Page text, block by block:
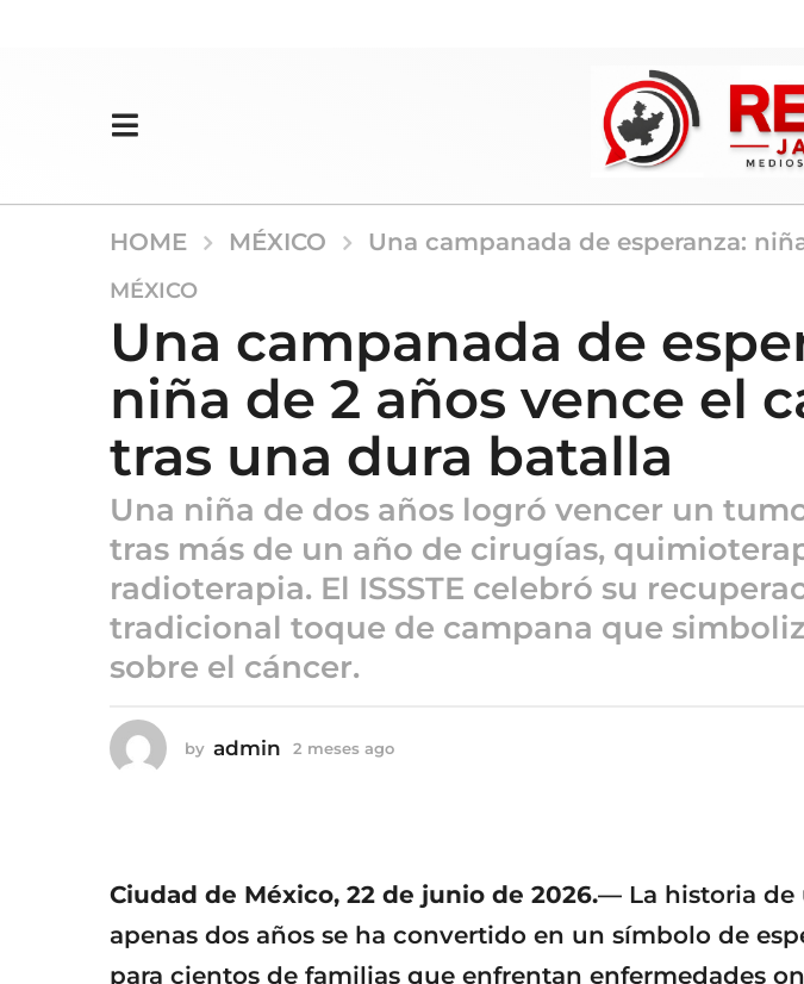
HOME MÉXICO Una campanada de esperanza:
2
e
s
a
g
o
2
e
s
s
g
o
MÉXICO
Una campanada de
niña de 2 años vence el
tras una dura batalla
Una niña de dos años logró vencer un
tras más de un año de cirugías,
radioterapia. El ISSSTE celebró su
tradicional toque de campana que
sobre el cáncer.
by admin 2 meses ago
a
g
o
Ciudad de México, 22 de junio de 2026.— La historia de
apenas dos años se ha convertido en un símbolo de
para cientos de familias que enfrentan enfermedades